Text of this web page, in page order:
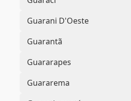
Guarani D'Oeste
Guarantã
Guararapes
Guararema